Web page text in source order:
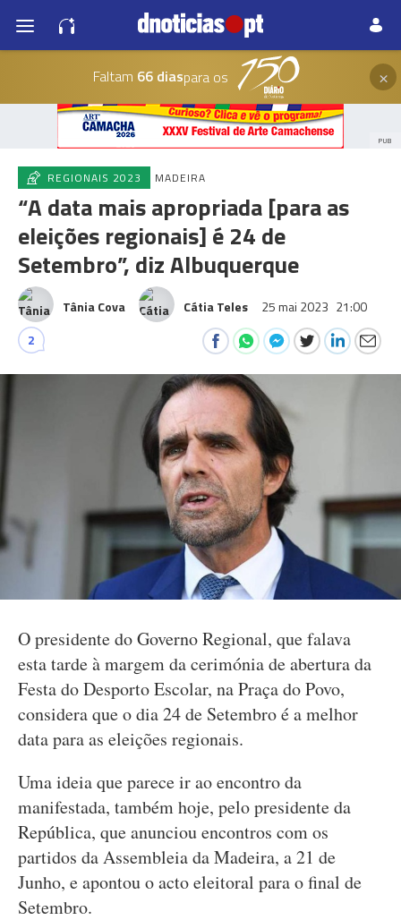
Faltam 66 diaspara os ×
PUB
REGIONAIS 2023 MADEIRA
“A data mais apropriada [para as
eleições regionais] é 24 de
Setembro”, diz Albuquerque
Tânia Cova Cátia Teles 25 mai 2023 21:00
2
O presidente do Governo Regional, que falava
esta tarde à margem da cerimónia de abertura da
Festa do Desporto Escolar, na Praça do Povo,
considera que o dia 24 de Setembro é a melhor
data para as eleições regionais.
Uma ideia que parece ir ao encontro da
manifestada, também hoje, pelo presidente da
República, que anunciou encontros com os
partidos da Assembleia da Madeira, a 21 de
Junho, e apontou o acto eleitoral para o final de
Setembro.